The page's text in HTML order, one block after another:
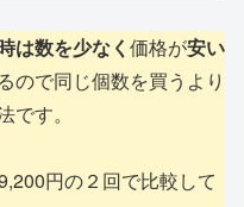
は数を少なく 価格が安い
ので同じ個数を買うより
す。
円の２回で比較して